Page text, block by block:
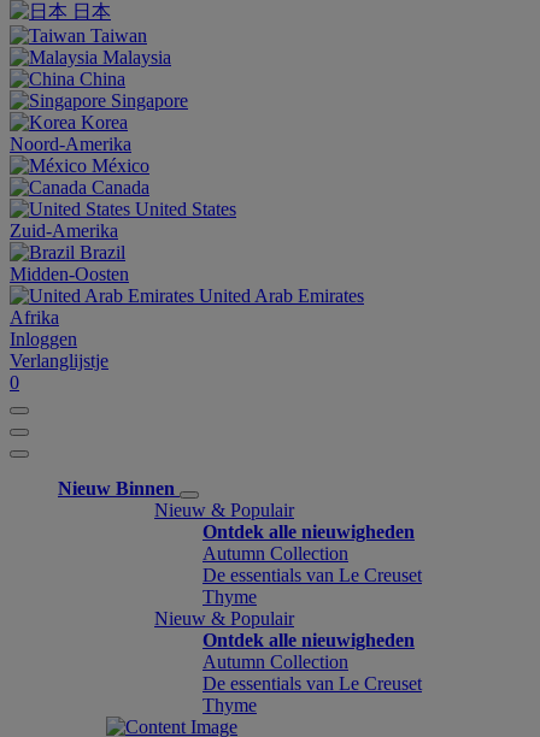
日本
Taiwan
Malaysia
China
Singapore
Korea
Noord-Amerika
México
Canada
United States
Zuid-Amerika
Brazil
Midden-Oosten
United Arab Emirates
Afrika
Inloggen
Verlanglijstje
0
Nieuw Binnen
Nieuw & Populair
Ontdek alle nieuwigheden
Autumn Collection
De essentials van Le Creuset
Thyme
Nieuw & Populair
Ontdek alle nieuwigheden
Autumn Collection
De essentials van Le Creuset
Thyme